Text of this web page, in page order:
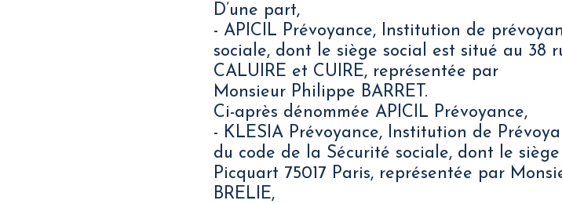
D’une part,
- APICIL Prévoyance, Institution de
sociale, dont le siège social est situé au 38
CALUIRE et CUIRE, représentée par
Monsieur Philippe BARRET.
Ci-après dénommée APICIL Prévoyance,
- KLESIA Prévoyance, Institution de
du code de la Sécurité sociale, dont le
Picquart 75017 Paris, représentée par
BRELIE,